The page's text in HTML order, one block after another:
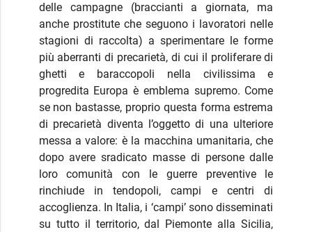
delle campagne (braccianti a giornata, ma
anche prostitute che seguono i lavoratori nelle
stagioni di raccolta) a sperimentare le forme
più aberranti di precarietà, di cui il proliferare di
ghetti e baraccopoli nella civilissima e
progredita Europa è emblema supremo. Come
se non bastasse, proprio questa forma estrema
di precarietà diventa l’oggetto di una ulteriore
messa a valore: è la macchina umanitaria, che
dopo avere sradicato masse di persone dalle
loro comunità con le guerre preventive le
rinchiude in tendopoli, campi e centri di
accoglienza. In Italia, i ‘campi’ sono disseminati
su tutto il territorio, dal Piemonte alla Sicilia,